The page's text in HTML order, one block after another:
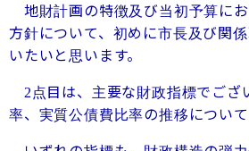
地財計画の特徴及び当初予算に
方針について、初めに市長及び関
いたいと思います。
2 点目は、主要な財政指標でござ
率、実質公債費比率の推移について